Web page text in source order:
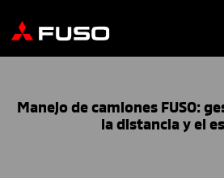
Manejo de camiones FUSO:
la distancia y el